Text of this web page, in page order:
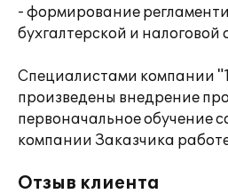
- формирование
бухгалтерской и налоговой
Специалистами компании
произведены внедрение
первоначальное обучение
компании Заказчика
Отзыв клиента